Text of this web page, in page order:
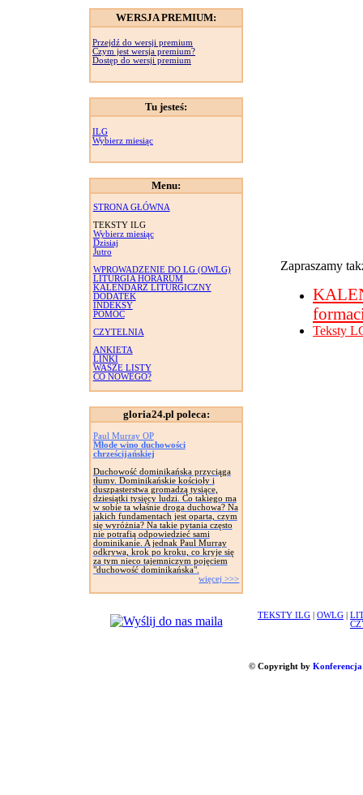
WERSJA PREMIUM:
Przejdź do wersji premium
Czym jest wersja premium?
Dostęp do wersji premium
Tu jesteś:
ILG
Wybierz miesiąc
Menu:
STRONA GŁÓWNA
TEKSTY ILG
Wybierz miesiąc
Dzisiaj
Jutro
WPROWADZENIE DO LG (OWLG)
LITURGIA HORARUM
KALENDARZ LITURGICZNY
DODATEK
INDEKSY
POMOC
CZYTELNIA
ANKIETA
LINKI
WASZE LISTY
CO NOWEGO?
gloria24.pl poleca:
Paul Murray OP
Młode wino duchowości
chrześcijańskiej
Duchowość dominikańska przyciąga
tłumy. Dominikańskie kościoły i
duszpasterstwa gromadzą tysiące,
dziesiątki tysięcy ludzi. Co takiego ma
w sobie ta właśnie droga duchowa? Na
jakich fundamentach jest oparta, czym
się wyróżnia? Na takie pytania często
nie potrafią odpowiedzieć sami
dominikanie. A jednak Paul Murray
odkrywa, krok po kroku, co kryje się
za tym nieco tajemniczym pojęciem
"duchowość dominikańska".
więcej >>>
Zapraszamy
Teksty
TEKSTY ILG OWLG
© Copyright by Konferencja